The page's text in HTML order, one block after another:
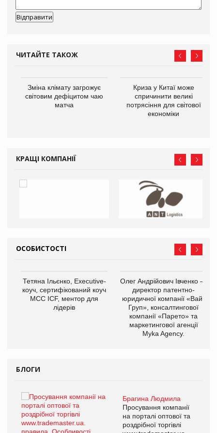
ЧИТАЙТЕ ТАКОЖ
Зміна клімату загрожує
світовим дефіцитом чаю
матча
Криза у Китаї може
спричинити великі
потрясіння для світової
економіки
КРАЩІ КОМПАНІЇ
ОСОБИСТОСТІ
Тетяна Ільєнко, Executive-
коуч, сертифікований коуч
МСС ICF, ментор для
лідерів
Олег Андрійович Івченко —
директор патентно-
юридичної компанії «Вайз
Груп», консалтингової
компанії «Парето» та
маркетингової агенції
Myka Agency.
БЛОГИ
Брагина Людмила
Просування компанії
на порталі оптової та
роздрібної торгівлі